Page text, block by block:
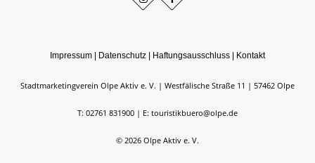
Impressum Datenschutz Haftungsausschluss Kontakt
Stadtmarketingverein Olpe Aktiv e. V. Westfälische Straße 11 57462 Olpe
T: 02761 831900 E: touristikbuero@olpe.de
© 2026 Olpe Aktiv e. V.